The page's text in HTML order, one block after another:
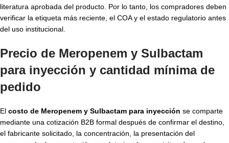
literatura aprobada del producto. Por lo tanto, los compradores deben
verificar la etiqueta más reciente, el COA y el estado regulatorio antes
del uso institucional.
Precio de Meropenem y Sulbactam
para inyección y cantidad mínima de
pedido
El costo de Meropenem y Sulbactam para inyección se comparte
mediante una cotización B2B formal después de confirmar el destino,
el fabricante solicitado, la concentración, la presentación del